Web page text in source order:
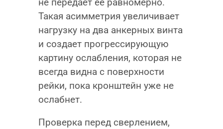
Такая асимметрия увеличивает
нагрузку на два анкерных винта
и создает прогрессирующую
картину ослабления, которая не
всегда видна с поверхности
рейки, пока кронштейн уже не
ослабнет.
Проверка перед сверлением,